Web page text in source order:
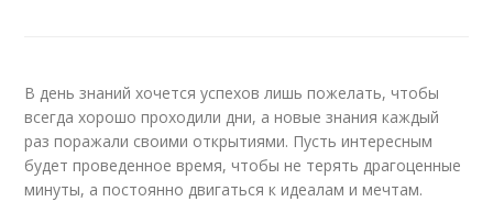
В день знаний хочется успехов лишь пожелать, чтобы
всегда хорошо проходили дни, а новые знания каждый
раз поражали своими открытиями. Пусть интересным
будет проведенное время, чтобы не терять драгоценные
минуты, а постоянно двигаться к идеалам и мечтам.